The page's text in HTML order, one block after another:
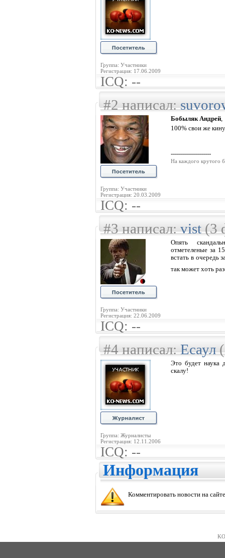
Группа: Участники
Регистрация: 17.06.2009
ICQ: --
#2 написал:
Группа: Участники
Регистрация: 20.03.2009
Бобыляк Андрей,
100% свои же
--------------------
На каждого крутого
ICQ: --
#3 написал:vist(3
Группа: Участники
Регистрация: 22.06.2009
Опять
отметеленые за
встать в очередь
так может хоть
ICQ: --
#4 написал:Есаул
Группа: Журналисты
Регистрация: 12.11.2006
Это будет наука
скалу!
ICQ: --
Информация
Комментировать новости на